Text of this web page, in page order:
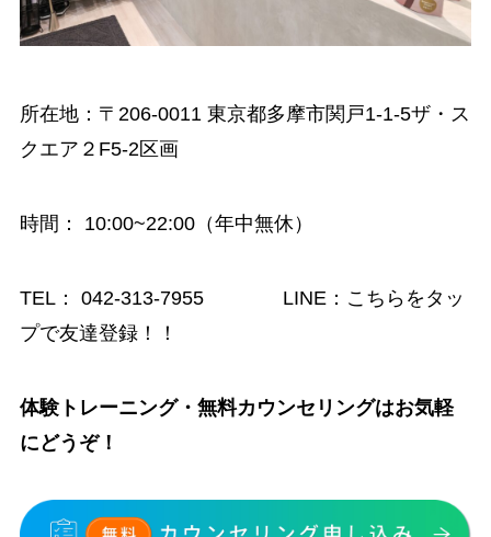
所在地：〒206-0011 東京都多摩市関戸1-1-5ザ・ス
クエア２F5-2区画
時間 ： 10:00~22:00（年中無休）
TEL： 042-313-7955LINE： こちらをタッ
プで友達登録！！
体験トレーニング・無料カウンセリングはお気軽
にどうぞ！